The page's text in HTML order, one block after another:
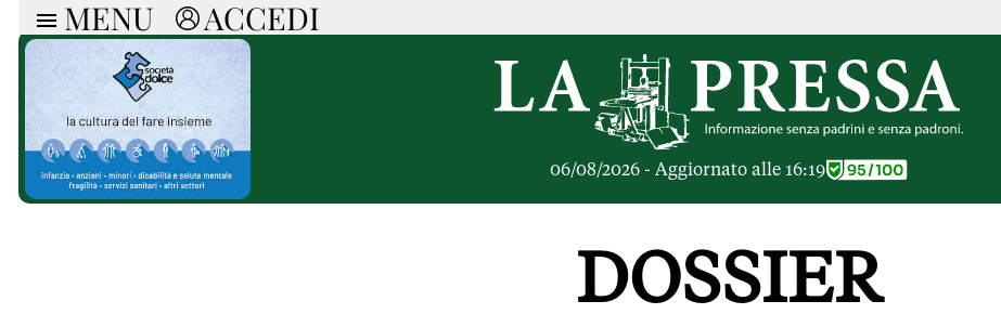
MENU ACCEDI
ARTICOLI
Politica
Economia
Società
La Nera
Che Cultura
RUBRICHE
Ruote Libere
Dossier Inceneritore
Dossier Cave
Consigli di investimento
Tutte le Rubriche
OPINIONI
Lettere al Direttore
Parola d'Autore
Il Galeotto
Cronache Pandemiche
Tutte le Opinioni
Ricerca
06/08/2026 - Aggiornato alle 16:19
DOSSIER